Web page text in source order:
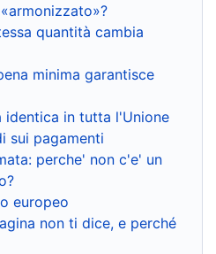
quantità cambia
minima garantisce
identica in tutta l'Unione
sui pagamenti
perche' non c'e' un
europeo
non ti dice, e perché